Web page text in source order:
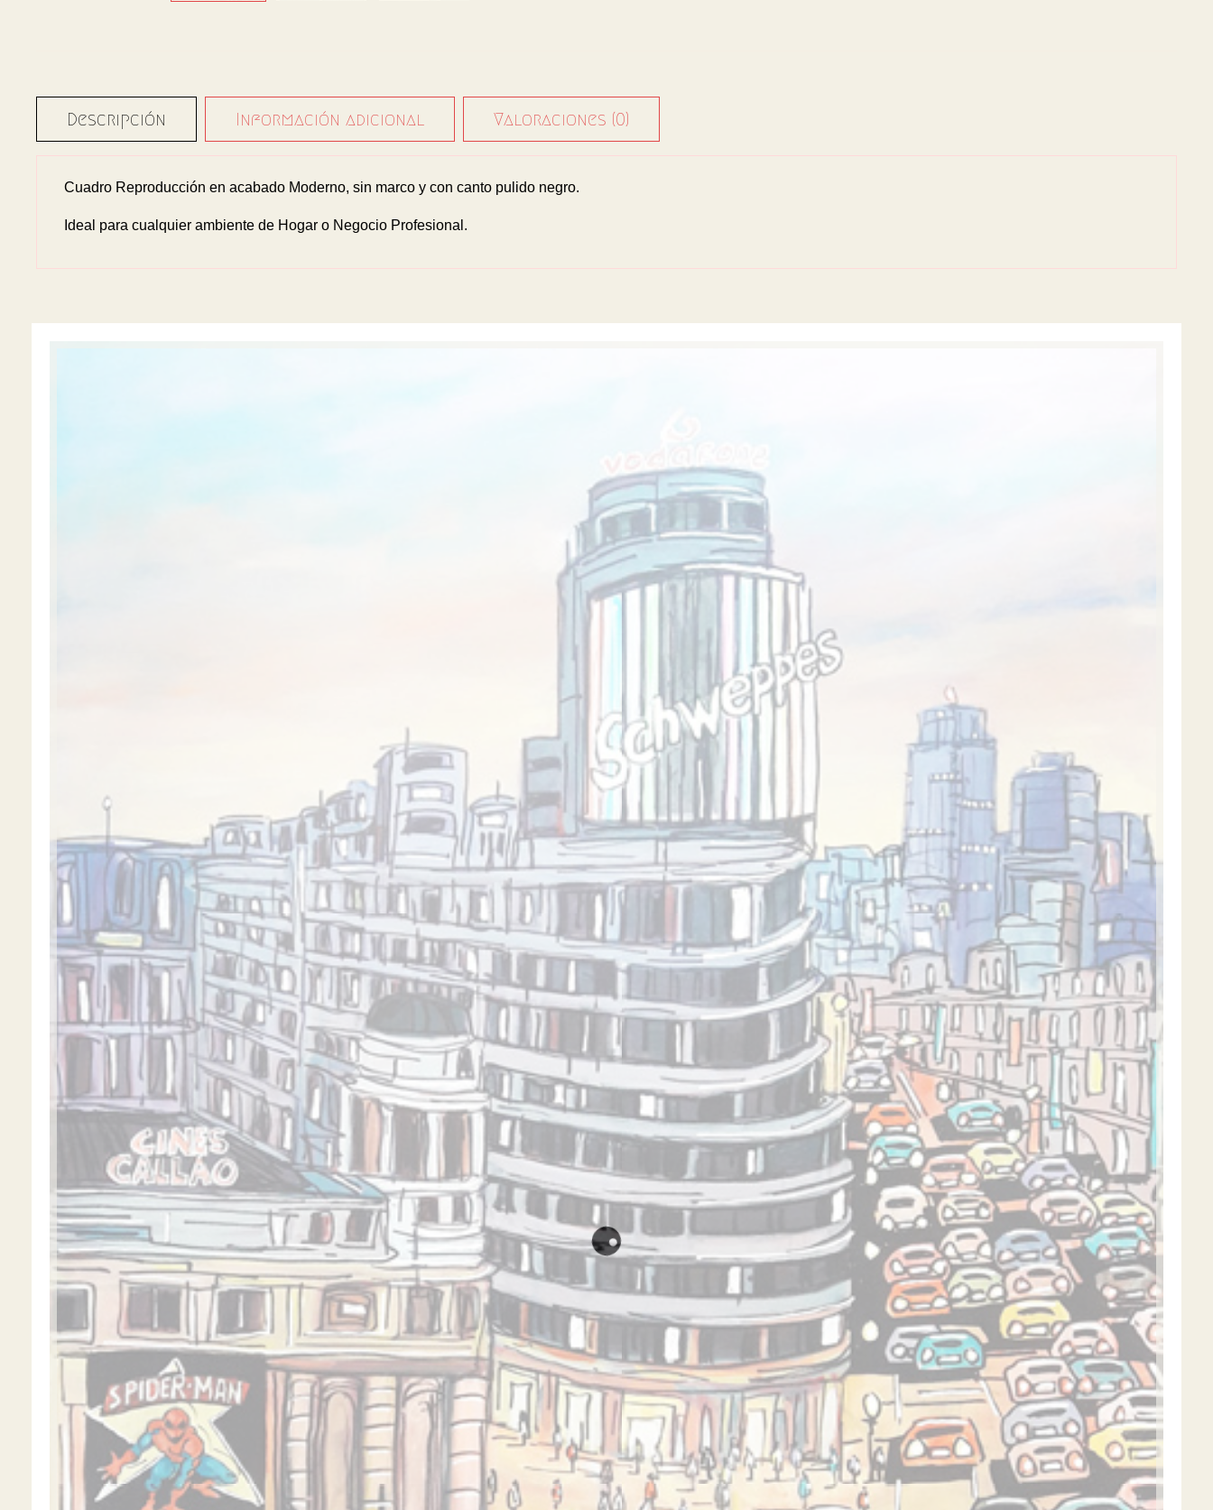
Descripción Información adicional Valoraciones (0)
Cuadro Reproducción en acabado Moderno, sin marco y con canto pulido negro.
Ideal para cualquier ambiente de Hogar o Negocio Profesional.